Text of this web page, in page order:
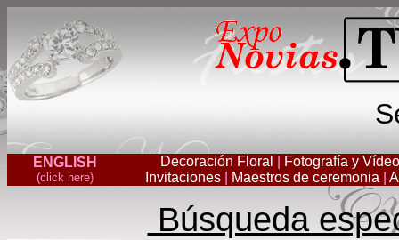
ENGLISH
(click here)
Decoración Floral
Fotografía y Vídeo
Invitaciones
Maestros de ceremonia
Búsqueda